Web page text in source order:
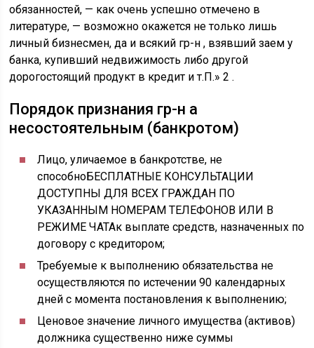
обязанностей, — как очень успешно отмечено в
литературе, — возможно окажется не только лишь
личный бизнесмен, да и всякий гр-н , взявший заем у
банка, купивший недвижимость либо другой
дорогостоящий продукт в кредит и т.П.» 2 .
Порядок признания гр-н а
несостоятельным (банкротом)
Лицо, уличаемое в банкротстве, не
способноБЕСПЛАТНЫЕ КОНСУЛЬТАЦИИ
ДОСТУПНЫ ДЛЯ ВСЕХ ГРАЖДАН ПО
УКАЗАННЫМ НОМЕРАМ ТЕЛЕФОНОВ ИЛИ В
РЕЖИМЕ ЧАТАк выплате средств, назначенных по
договору с кредитором;
Требуемые к выполнению обязательства не
осуществляются по истечении 90 календарных
дней с момента постановления к выполнению;
Ценовое значение личного имущества (активов)
должника существенно ниже суммы